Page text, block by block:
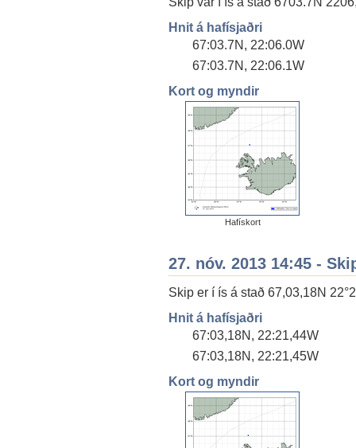
Hnit á hafísjaðri
67:03.7N, 22:06.0W
67:03.7N, 22:06.1W
Kort og myndir
Hafískort
27. nóv. 2013 14:45 -
Skip er í ís á stað 67,03,18N
Hnit á hafísjaðri
67:03,18N, 22:21,44W
67:03,18N, 22:21,45W
Kort og myndir